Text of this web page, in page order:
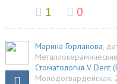
1 0
Марина Горланова,
Стоматология V Dent
Молодогвардейская,